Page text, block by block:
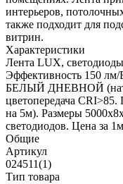
интерьеров,
также подходит для
витрин.
Характеристики
Лента LUX,
Эффективность 150 лм/
БЕЛЫЙ ДНЕВНОЙ
цветопередача
на 5м). Размеры
светодиодов. Цена за
Общие
Артикул
024511(1)
Тип товара